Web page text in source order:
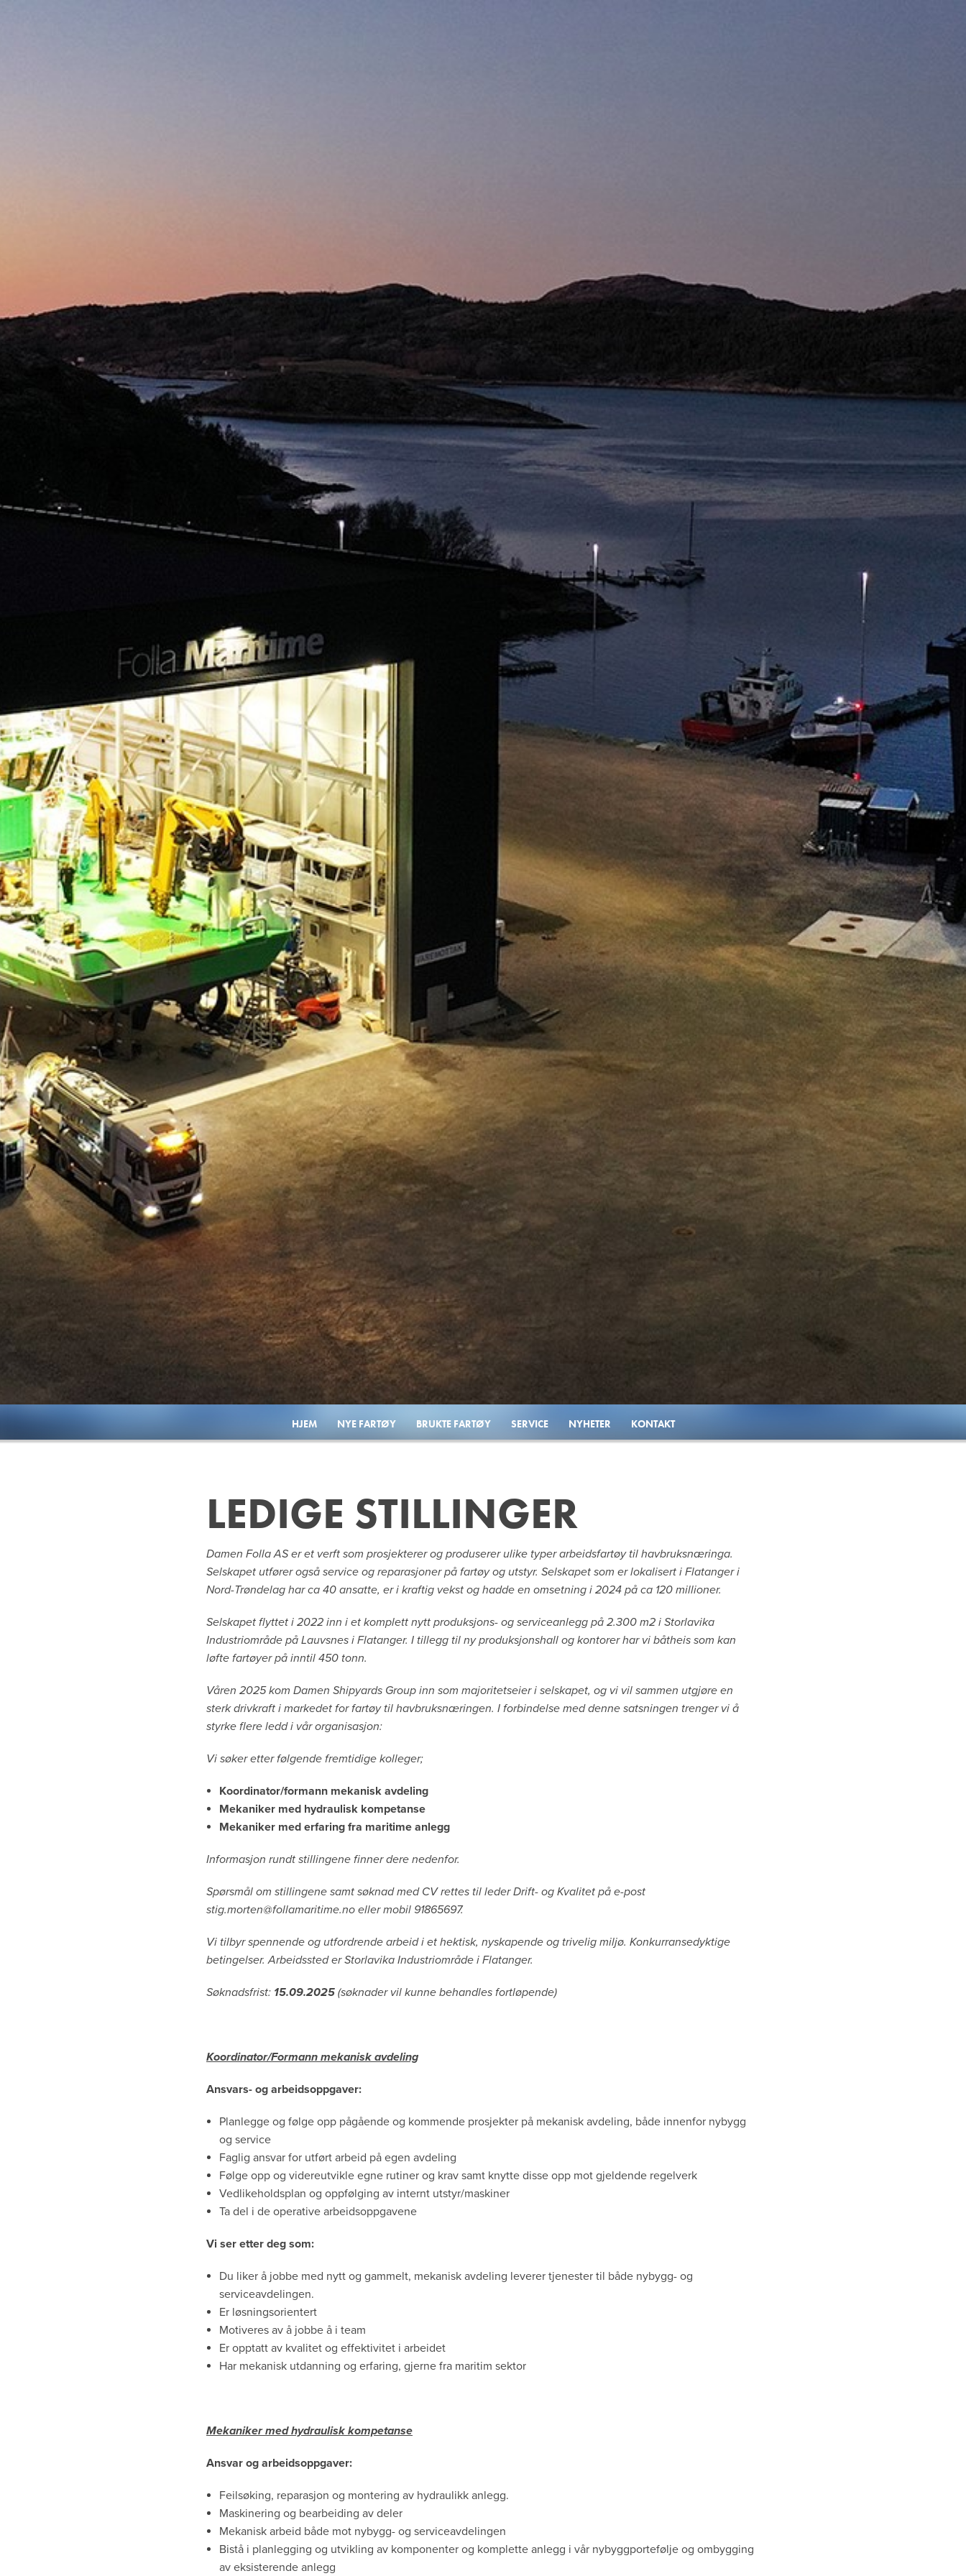
HJEM NYE FARTØY BRUKTE FARTØY SERVICE NYHETER KONTAKT
LEDIGE STILLINGER
Damen Folla AS er et verft som prosjekterer og produserer ulike typer arbeidsfartøy til havbruksnæringa.
Selskapet utfører også service og reparasjoner på fartøy og utstyr. Selskapet som er lokalisert i Flatanger i
Nord-Trøndelag har ca 40 ansatte, er i kraftig vekst og hadde en omsetning i 2024 på ca 120 millioner.
Selskapet flyttet i 2022 inn i et komplett nytt produksjons- og serviceanlegg på 2.300 m2 i Storlavika
Industriområde på Lauvsnes i Flatanger. I tillegg til ny produksjonshall og kontorer har vi båtheis som kan
løfte fartøyer på inntil 450 tonn.
Våren 2025 kom Damen Shipyards Group inn som majoritetseier i selskapet, og vi vil sammen utgjøre en
sterk drivkraft i markedet for fartøy til havbruksnæringen. I forbindelse med denne satsningen trenger vi å
styrke flere ledd i vår organisasjon:
Vi søker etter følgende fremtidige kolleger;
Koordinator/formann mekanisk avdeling
Mekaniker med hydraulisk kompetanse
Mekaniker med erfaring fra maritime anlegg
Informasjon rundt stillingene finner dere nedenfor.
Spørsmål om stillingene samt søknad med CV rettes til leder Drift- og Kvalitet på e-post
stig.morten@follamaritime.no eller mobil 91865697.
Vi tilbyr spennende og utfordrende arbeid i et hektisk, nyskapende og trivelig miljø. Konkurransedyktige
betingelser. Arbeidssted er Storlavika Industriområde i Flatanger.
Søknadsfrist: 15.09.2025 (søknader vil kunne behandles fortløpende)
Koordinator/Formann mekanisk avdeling
Ansvars- og arbeidsoppgaver:
Planlegge og følge opp pågående og kommende prosjekter på mekanisk avdeling, både innenfor nybygg
og service
Faglig ansvar for utført arbeid på egen avdeling
Følge opp og videreutvikle egne rutiner og krav samt knytte disse opp mot gjeldende regelverk
Vedlikeholdsplan og oppfølging av internt utstyr/maskiner
Ta del i de operative arbeidsoppgavene
Vi ser etter deg som:
Du liker å jobbe med nytt og gammelt, mekanisk avdeling leverer tjenester til både nybygg- og
serviceavdelingen.
Er løsningsorientert
Motiveres av å jobbe å i team
Er opptatt av kvalitet og effektivitet i arbeidet
Har mekanisk utdanning og erfaring, gjerne fra maritim sektor
Mekaniker med hydraulisk kompetanse
Ansvar og arbeidsoppgaver:
Feilsøking, reparasjon og montering av hydraulikk anlegg.
Maskinering og bearbeiding av deler
Mekanisk arbeid både mot nybygg- og serviceavdelingen
Bistå i planlegging og utvikling av komponenter og komplette anlegg i vår nybyggportefølje og ombygging
av eksisterende anlegg